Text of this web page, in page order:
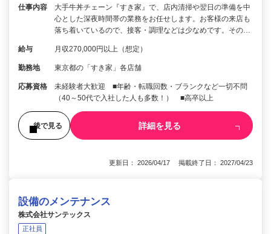
仕事内容
大手牛丼チェーン『すき家』で、店内清掃や翌日の準備を中
心とした深夜時間帯の業務をお任せします。お客様の来店も
落ち着いているので、接客・調理などは少なめです。その…
給与 月収270,000円以上（想定）
勤務地 東京都の「すき家」各店舗
応募資格
未経験者大歓迎 ■年齢・転職回数・ブランクなど一切不問
（40～50代で入社した人も多数！） ■高卒以上
後で見る 詳細を見る
更新日： 2026/04/17 掲載終了日： 2027/04/23
設備のメンテナンス
株式会社サンテックス
正社員